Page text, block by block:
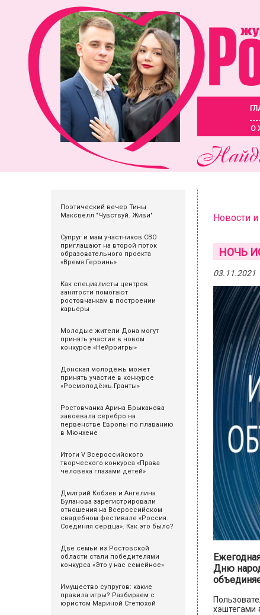
О
Поэтический вечер Тины
Максвелл "Чувствуй. Живи"
Супруг и мам участников СВО
приглашают на второй поток
образовательного проекта
«Время Героинь»
Как специалисты центров
занятости помогают
ростовчанкам в построении
карьеры
Молодые жители Дона могут
принять участие в новом
конкурсе «Нейроигры»
Донская молодёжь может
принять участие в конкурсе
«Росмолодёжь.Гранты»
Ростовчанка Арина Брыканова
завоевала серебро на
первенстве Европы по плаванию
в Мюнхене
Итоги V Всероссийского
творческого конкурса «Права
человека глазами детей»
Дмитрий Кобзев и Ангелина
Буланова зарегистрировали
отношения на Всероссийском
свадебном фестивале «Россия.
Соединяя сердца». Как это было?
Две семьи из Ростовской
области стали победителями
конкурса «Это у нас семейное»
Имущество супругов: какие
правила игры? Разбираем с
юристом Мариной Стетюхой
Новости
НОЧЬ
03.11.2021
Дню
хэштегами